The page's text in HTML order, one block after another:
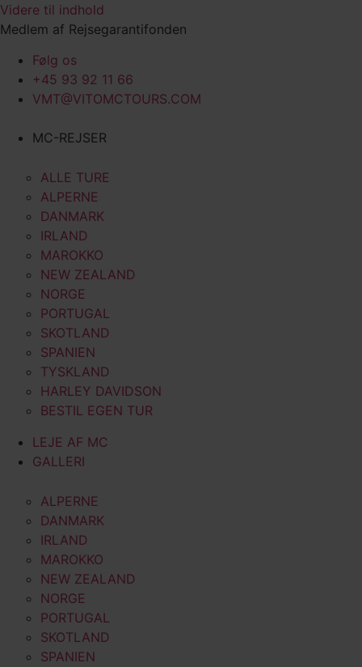
Videre til indhold
Medlem af Rejsegarantifonden
Følg os
+45 93 92 11 66
VMT@VITOMCTOURS.COM
MC-REJSER
ALLE TURE
ALPERNE
DANMARK
IRLAND
MAROKKO
NEW ZEALAND
NORGE
PORTUGAL
SKOTLAND
SPANIEN
TYSKLAND
HARLEY DAVIDSON
BESTIL EGEN TUR
LEJE AF MC
GALLERI
ALPERNE
DANMARK
IRLAND
MAROKKO
NEW ZEALAND
NORGE
PORTUGAL
SKOTLAND
SPANIEN